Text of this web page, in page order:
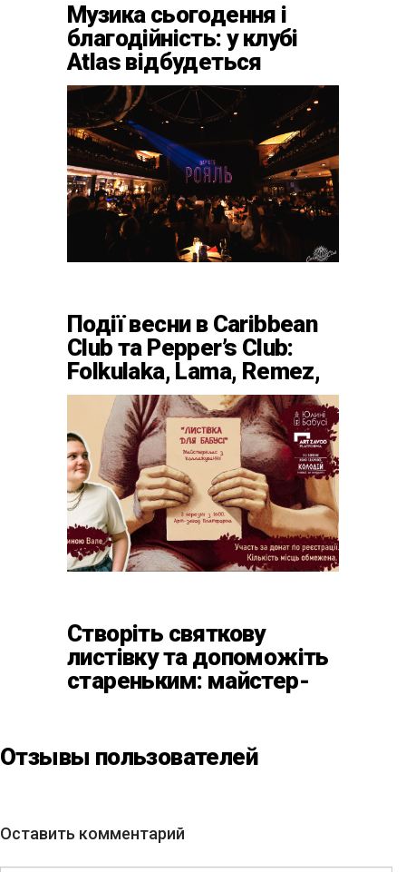
Музика сьогодення і
благодійність: у клубі
Atlas відбудеться
весняний «ГОМІН»
Події весни в Caribbean
Club та Pepper’s Club:
Folkulaka, Lama, Remez,
вар’єте «Рояль» і
триб’ют-шоу
Створіть святкову
листівку та допоможіть
стареньким: майстер-
Платформа»
Отзывы пользователей
Оставить комментарий